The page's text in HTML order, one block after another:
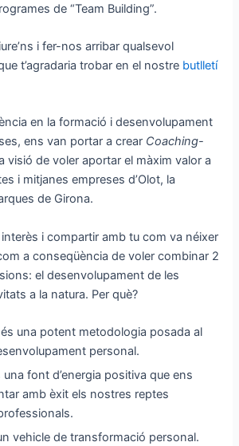
de “Team Building”.
i fer-nos arribar qualsevol
t’agradaria trobar en el nostre butlletí
en la formació i desenvolupament
ens van portar a crear Coaching-
visió de voler aportar el màxim valor a
i mitjanes empreses d’Olot, la
de Girona.
i compartir amb tu com va néixer
a conseqüència de voler combinar 2
el desenvolupament de les
a la natura. Per què?
una potent metodologia posada al
personal.
una font d’energia positiva que ens
amb èxit els nostres reptes
vehicle de transformació personal.